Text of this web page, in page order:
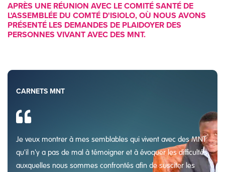
APRÈS UNE RÉUNION AVEC LE COMITÉ SANTÉ DE
L'ASSEMBLÉE DU COMTÉ D'ISIOLO, OÙ NOUS AVONS
PRÉSENTÉ LES DEMANDES DE PLAIDOYER DES
PERSONNES VIVANT AVEC DES MNT.
CARNETS MNT
Je veux montrer à mes semblables qui vivent avec des MNT
qu'il n'y a pas de mal à témoigner et à évoquer les difficultés
auxquelles nous sommes confrontés afin de susciter les